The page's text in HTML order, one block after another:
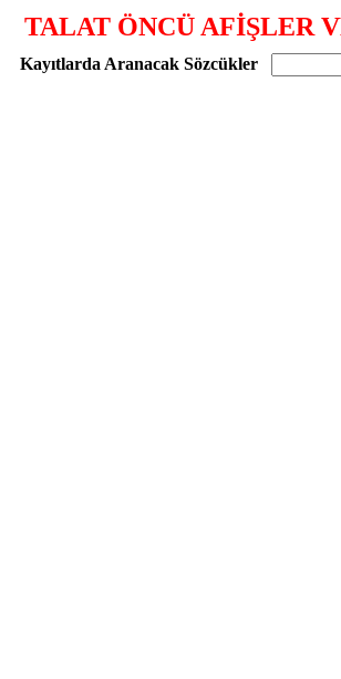
TALAT ÖNCÜ AFİŞLER
Kayıtlarda Aranacak Sözcükler